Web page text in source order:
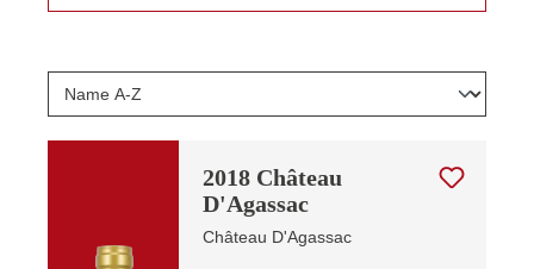
2018 Château
D'Agassac
Château D'Agassac